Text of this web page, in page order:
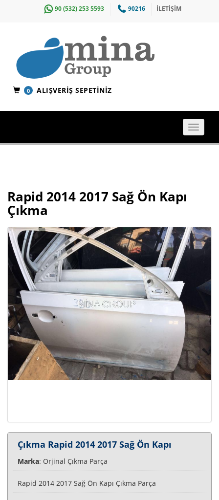
90 (532) 253 5593 90216 İLETİŞİM
0 ALIŞVERIŞ SEPETINIZ
Toggle
Rapid 2014 2017 Sağ Ön Kapı
Çıkma
Çıkma Rapid 2014 2017 Sağ Ön Kapı
Marka: Orjinal Çıkma Parça
Rapid 2014 2017 Sağ Ön Kapı Çıkma Parça